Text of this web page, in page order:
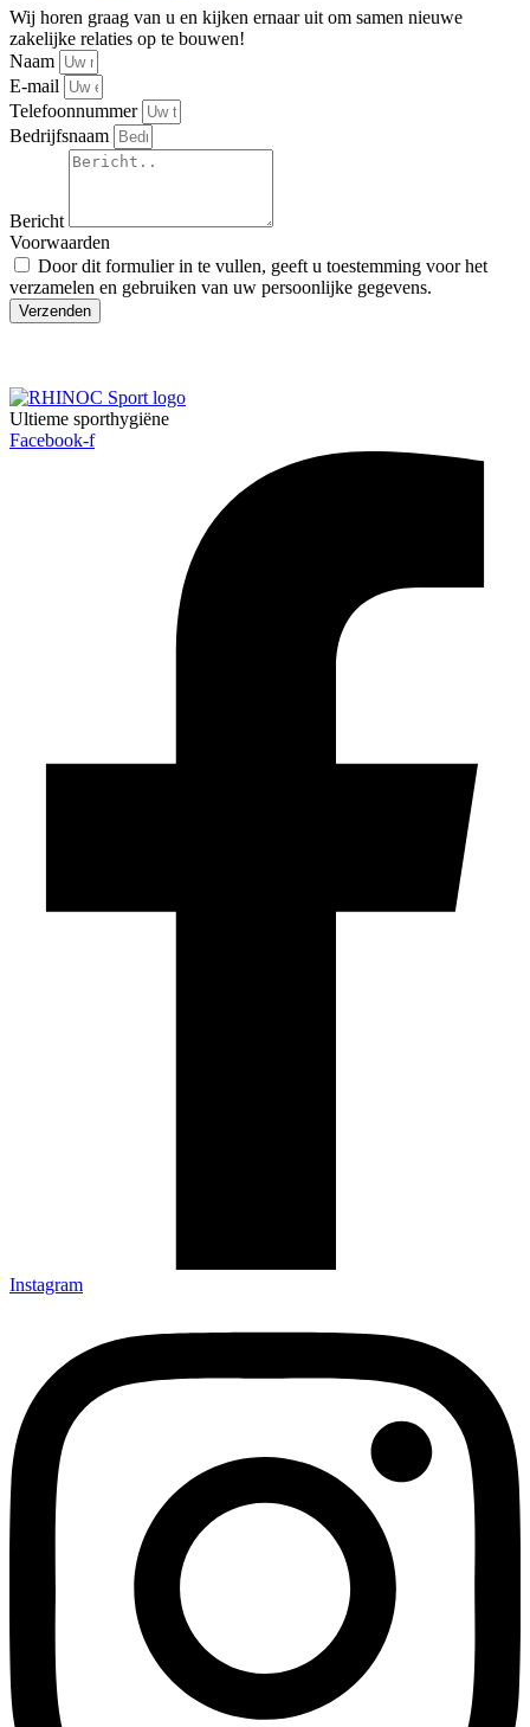
Wij horen graag van u en kijken ernaar uit om samen nieuwe
zakelijke relaties op te bouwen!
Naam
E-mail
Telefoonnummer
Bedrijfsnaam
Bericht
Voorwaarden
Door dit formulier in te vullen, geeft u toestemming voor het
verzamelen en gebruiken van uw persoonlijke gegevens.
Verzenden
Ultieme sporthygiëne
Facebook-f
Instagram